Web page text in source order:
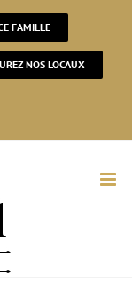
FAMILLE
NOS LOCAUX